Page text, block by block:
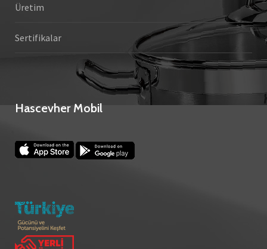
Üretim
Sertifikalar
Hascevher Mobil